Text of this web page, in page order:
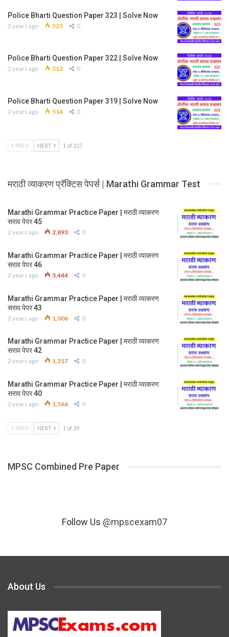
Police Bharti Question Paper 323 | Solve Now
2 years ago 525 0
Police Bharti Question Paper 322 | Solve Now
2 years ago 512 0
Police Bharti Question Paper 319 | Solve Now
2 years ago 514 0
PREV NEXT 1 of 227
मराठी व्याकरण प्रॅक्टिस पेपर्स | Marathi Grammar Test
Marathi Grammar Practice Paper | मराठी व्याकरण
सराव पेपर 45
2 years ago 2,893 0
Marathi Grammar Practice Paper | मराठी व्याकरण
सराव पेपर 46
2 years ago 3,444 0
Marathi Grammar Practice Paper | मराठी व्याकरण
सराव पेपर 43
2 years ago 1,006 0
Marathi Grammar Practice Paper | मराठी व्याकरण
सराव पेपर 42
2 years ago 1,317 0
Marathi Grammar Practice Paper | मराठी व्याकरण
सराव पेपर 40
2 years ago 1,566 0
PREV NEXT 1 of 29
MPSC Combined Pre Paper
Follow Us @mpscexam07
About Us